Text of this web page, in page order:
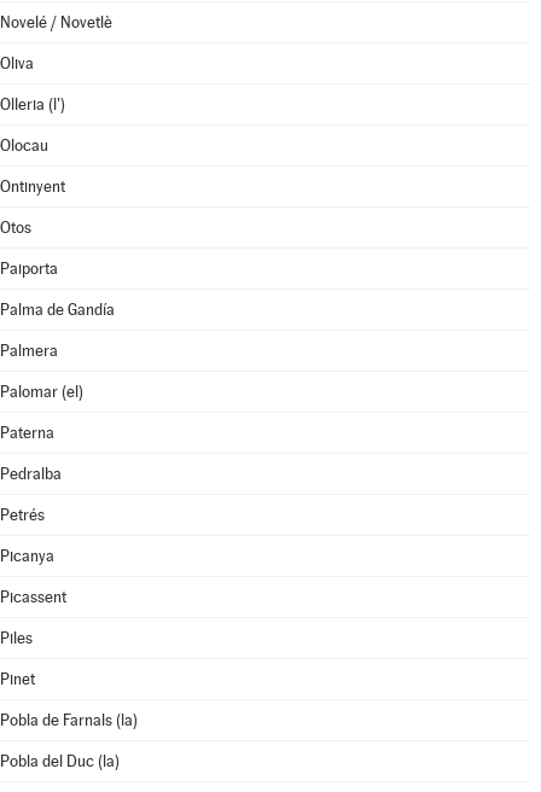
Novelé / Novetlè
Oliva
Olleria (l')
Olocau
Ontinyent
Otos
Paiporta
Palma de Gandía
Palmera
Palomar (el)
Paterna
Pedralba
Petrés
Picanya
Picassent
Piles
Pinet
Pobla de Farnals (la)
Pobla del Duc (la)